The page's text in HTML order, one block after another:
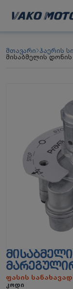
მთავარი ჰაერის
მისაბმელის
ფასის
კოდი